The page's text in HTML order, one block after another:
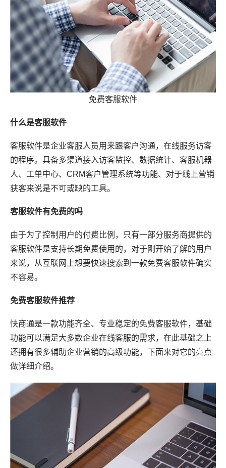
免费客服软件
什么是客服软件
客服软件是企业客服人员用来跟客户沟通，在线服务访客
的程序。具备多渠道接入访客监控、数据统计、客服机器
人、工单中心、CRM客户管理系统等功能、对于线上营销
获客来说是不可或缺的工具。
客服软件有免费的吗
由于为了控制用户的付费比例，只有一部分服务商提供的
客服软件是支持长期免费使用的，对于刚开始了解的用户
来说，从互联网上想要快速搜索到一款免费客服软件确实
不容易。
免费客服软件推荐
快商通是一款功能齐全、专业稳定的免费客服软件，基础
功能可以满足大多数企业在线客服的需求，在此基础之上
还拥有很多辅助企业营销的高级功能，下面来对它的亮点
做详细介绍。